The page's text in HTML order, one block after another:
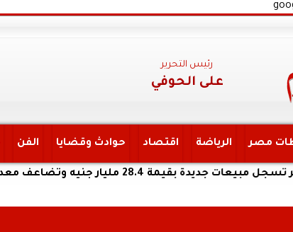
رئيس التحرير
على الحوفي
مصر الرياضة اقتصاد حوادث وقضايا الفن
معدلات التسليم خلال النصف الأول من 2026